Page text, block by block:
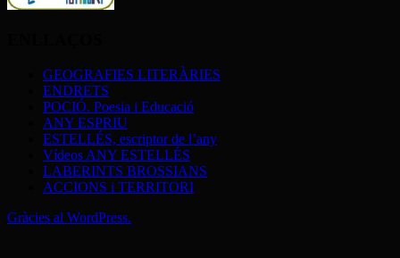
GEOGRAFIES LITERÀRIES
ENDRETS
POCIÓ. Poesia i Educació
ANY ESPRIU
ESTELLÉS, escriptor de l’any
Vídeos ANY ESTELLÉS
LABERINTS BROSSIANS
ACCIONS i TERRITORI
Gràcies al WordPress.